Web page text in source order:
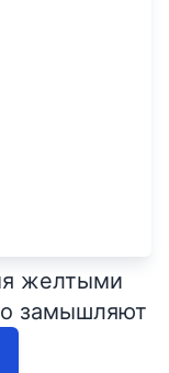
желтыми
замышляют